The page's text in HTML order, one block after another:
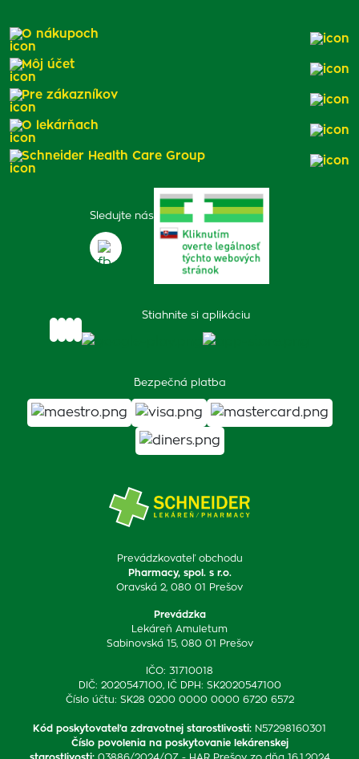
Prevádzkovateľ obchodu
Pharmacy, spol. s r.o.
Oravská 2, 080 01 Prešov
Prevádzka
Lekáreň Amuletum
Sabinovská 15, 080 01 Prešov
IČO: 31710018
DIČ: 2020547100, IČ DPH: SK2020547100
Číslo účtu: SK28 0200 0000 0000 6720 6572
Kód poskytovateľa zdravotnej starostlivosti: N57298160301
Číslo povolenia na poskytovanie lekárenskej
Sledujte nás
Stiahnite si aplikáciu
Bezpečná platba
O nákupoch
Môj účet
Pre zákazníkov
O lekárňach
Schneider Health Care Group